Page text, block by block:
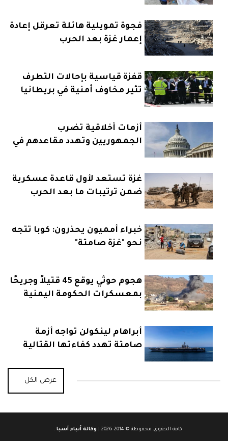
فجوة تمويلية هائلة تعرقل إعادة
إعمار غزة بعد الحرب
قفزة قياسية بإحالات التطرف
تثير مخاوف أمنية في بريطانيا
أزمات أخلاقية تضرب
الجمهوريين وتهدد مقاعدهم في
غزة تستعد لأول قاعدة عسكرية
ضمن ترتيبات ما بعد الحرب
خبراء أمميون يحذرون: كوبا تتجه
نحو "غزة صامتة"
هجوم حوثي يوقع 45 قتيلاً وجريحًا
بمعسكرات الحكومة اليمنية
أبراهام لينكولن تواجه أزمة
صامتة تهدد كفاءتها القتالية
عرض الكل
كافة الحقوق محفوظة © 2014-2026 | وكالة أنباء آسيا .